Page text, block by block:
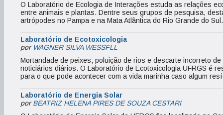
O Laboratório de Ecologia de Interações estuda as relações
entre animais e plantas. Dentre seus grupos de pesquisa,
artrópodes no Pampa e na Mata Atlântica do Rio Grande do Sul.
Laboratório de Ecotoxicologia
por WAGNER SILVA WESSFLL
Mortandade de peixes, poluição de rios e descarte incorreto
noticiários diários. O Laboratório de Ecotoxicologia UFRGS é
para o que pode acontecer com a vida marinha caso algum
Laboratório de Energia Solar
porBEATRIZ HELENA PIRES DE SOUZA CESTARI